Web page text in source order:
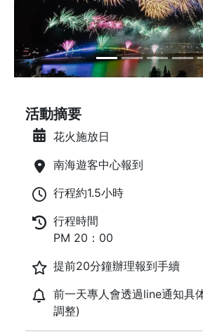
活動摘要
花火施放日
南海遊客中心報到
行程約1.5小時
行程時間
PM 20：00
提前20分鐘辦理報到手續
前一天專人會透過line通知具
調整)